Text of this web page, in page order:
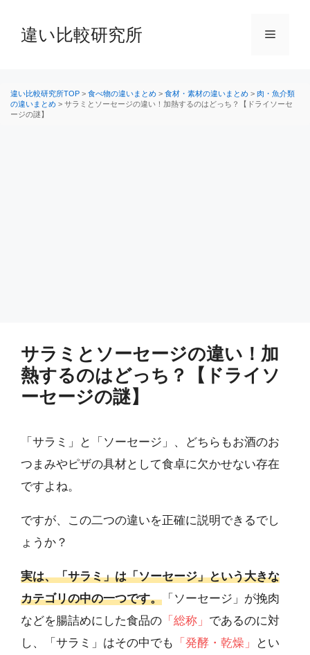
へ
違い比較研究所 メ
違い比較研究所TOP > 食べ物の違いまとめ > 食材・素材の違いまとめ > 肉・魚介類
の違いまとめ > サラミとソーセージの違い！加熱するのはどっち？【ドライソーセ
ージの謎】
サラミとソーセージの違い！加
熱するのはどっち？【ドライソ
ーセージの謎】
「サラミ」と「ソーセージ」、どちらもお酒のお
つまみやピザの具材として食卓に欠かせない存在
ですよね。
ですが、この二つの違いを正確に説明できるでし
ょうか？
実は、「サラミ」は「ソーセージ」という大きな
カテゴリの中の一つです。 「ソーセージ」が挽肉
などを腸詰めにした食品の 「総称」 であるのに対
し、「サラミ」はその中でも
「発酵・乾燥」
とい